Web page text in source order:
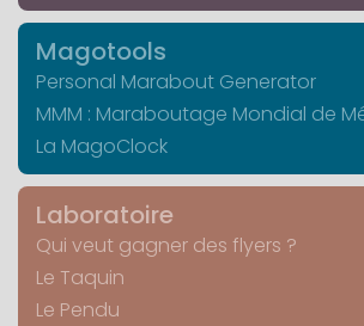
Magotools
Personal Marabout Generator
MMM : Maraboutage Mondial de
La MagoClock
Laboratoire
Qui veut gagner des flyers ?
Le Taquin
Le Pendu